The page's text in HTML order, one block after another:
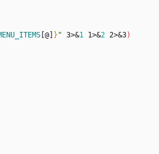
[@] } " 3>&1 1>&2 2>&3)